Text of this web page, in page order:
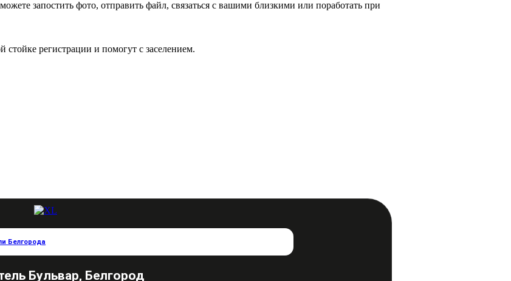
запостить фото, отправить файл, связаться с вашими близкими или поработать при
стойке регистрации и помогут с заселением.
Белгорода
Бульвар, Белгород